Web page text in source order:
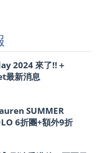
2024 來了!!＋
最新消息
SUMMER
6折團+額外9折